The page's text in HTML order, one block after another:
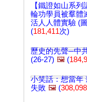
【鐵證如山系
輪功學員被羣體
活人人體實驗 (
(181,411次)
歷史的先聲─中
(26-27) 🖼️ (
小笑話：想當年
失敗 🖼️ (308,098